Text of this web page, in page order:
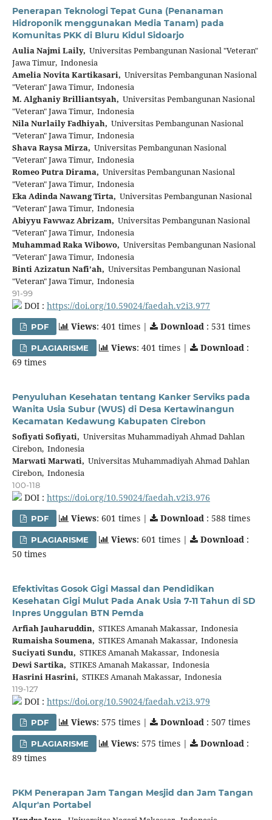
Penerapan Teknologi Tepat Guna (Penanaman
Hidroponik menggunakan Media Tanam) pada
Komunitas PKK di Bluru Kidul Sidoarjo
Aulia Najmi Laily, Universitas Pembangunan Nasional "Veteran"
Jawa Timur, Indonesia
Amelia Novita Kartikasari, Universitas Pembangunan Nasional
"Veteran" Jawa Timur, Indonesia
M. Alghaniy Brilliantsyah, Universitas Pembangunan Nasional
"Veteran" Jawa Timur, Indonesia
Nila Nurlaily Fadhiyah, Universitas Pembangunan Nasional
"Veteran" Jawa Timur, Indonesia
Shava Raysa Mirza, Universitas Pembangunan Nasional
"Veteran" Jawa Timur, Indonesia
Romeo Putra Dirama, Universitas Pembangunan Nasional
"Veteran" Jawa Timur, Indonesia
Eka Adinda Nawang Tirta, Universitas Pembangunan Nasional
"Veteran" Jawa Timur, Indonesia
Abiyyu Fawwaz Abrizam, Universitas Pembangunan Nasional
"Veteran" Jawa Timur, Indonesia
Muhammad Raka Wibowo, Universitas Pembangunan Nasional
"Veteran" Jawa Timur, Indonesia
Binti Azizatun Nafi’ah, Universitas Pembangunan Nasional
"Veteran" Jawa Timur, Indonesia
91-99
DOI : https://doi.org/10.59024/faedah.v2i3.977
PDF Views: 401 times | Download : 531 times
PLAGIARISME Views: 401 times | Download :
69 times
Penyuluhan Kesehatan tentang Kanker Serviks pada
Wanita Usia Subur (WUS) di Desa Kertawinangun
Kecamatan Kedawung Kabupaten Cirebon
Sofiyati Sofiyati, Universitas Muhammadiyah Ahmad Dahlan
Cirebon, Indonesia
Marwati Marwati, Universitas Muhammadiyah Ahmad Dahlan
Cirebon, Indonesia
100-118
DOI : https://doi.org/10.59024/faedah.v2i3.976
PDF Views: 601 times | Download : 588 times
PLAGIARISME Views: 601 times | Download :
50 times
Efektivitas Gosok Gigi Massal dan Pendidikan
Kesehatan Gigi Mulut Pada Anak Usia 7-11 Tahun di SD
Inpres Unggulan BTN Pemda
Arfiah Jauharuddin, STIKES Amanah Makassar, Indonesia
Rumaisha Soumena, STIKES Amanah Makassar, Indonesia
Suciyati Sundu, STIKES Amanah Makassar, Indonesia
Dewi Sartika, STIKES Amanah Makassar, Indonesia
Hasrini Hasrini, STIKES Amanah Makassar, Indonesia
119-127
DOI : https://doi.org/10.59024/faedah.v2i3.979
PDF Views: 575 times | Download : 507 times
PLAGIARISME Views: 575 times | Download :
89 times
PKM Penerapan Jam Tangan Mesjid dan Jam Tangan
Alqur'an Portabel